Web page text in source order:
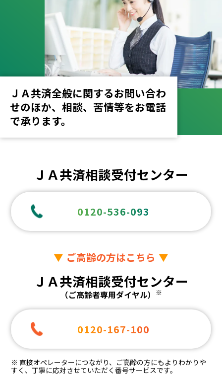
ＪＡ共済全般に関するお問い合わ
せのほか、 相談、苦情等をお電話
で承ります。
ＪＡ共済相談受付センター
0120-536-093
ご高齢の方はこちら
ＪＡ共済相談受付センター
（ご高齢者専用ダイヤル） ※
0120-167-100
※ 直接オペレーターにつながり、ご高齢の方にもよりわかりや
すく、丁寧に応対させていただく番号サービスです。